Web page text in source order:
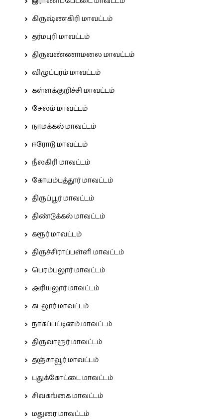
கிருஷ்ணகிரி மாவட்டம்
தர்மபுரி மாவட்டம்
திருவண்ணாமலை மாவட்டம்
விழுப்புரம் மாவட்டம்
கள்ளக்குறிச்சி மாவட்டம்
சேலம் மாவட்டம்
நாமக்கல் மாவட்டம்
ஈரோடு மாவட்டம்
நீலகிரி மாவட்டம்
கோயம்புத்தூர் மாவட்டம்
திருப்பூர் மாவட்டம்
திண்டுக்கல் மாவட்டம்
கரூர் மாவட்டம்
திருச்சிராப்பள்ளி மாவட்டம்
பெரம்பலூர் மாவட்டம்
அரியலூர் மாவட்டம்
கடலூர் மாவட்டம்
நாகப்பட்டினம் மாவட்டம்
திருவாரூர் மாவட்டம்
தஞ்சாவூர் மாவட்டம்
புதுக்கோட்டை மாவட்டம்
சிவகங்கை மாவட்டம்
மதுரை மாவட்டம்